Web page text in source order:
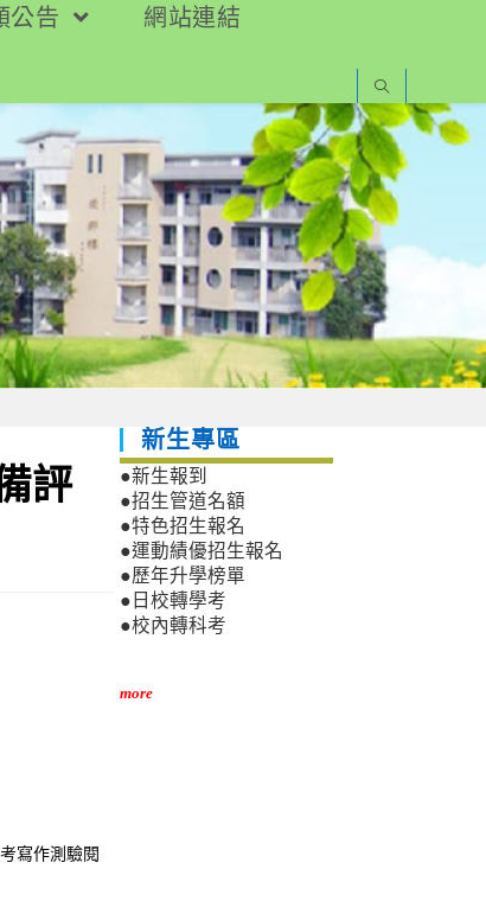
公告
網站連結
評
寫作測驗閱
新生專區
●新生報到
●招生管道名額
●特色招生報名
●運動績優招生報名
●歷年升學榜單
●日校轉學考
●校內轉科考
more